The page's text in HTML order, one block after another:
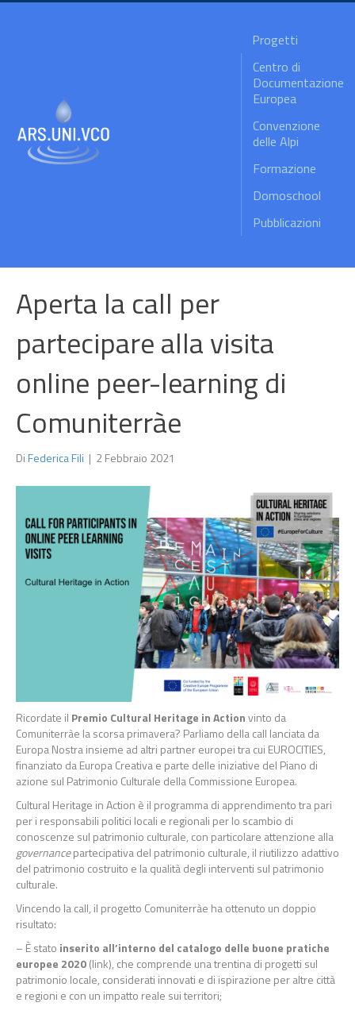
Progetti
Centro di
Documentazione
Europea
Convenzione
delle Alpi
Formazione
Domoschool
Pubblicazioni
Aperta la call per
partecipare alla visita
online peer-learning di
Comuniterràe
DiFederica Fili | 2 Febbraio 2021
Ricordate il Premio Cultural Heritage in Actionvinto da
Comuniterràe la scorsa primavera? Parliamo della call lanciata da
Europa Nostra insieme ad altri partner europei tra cui EUROCITIES,
finanziato da Europa Creativa e parte delle iniziative del Piano di
azione sul Patrimonio Culturale della Commissione Europea.
Cultural Heritage in Action è il programma di apprendimento tra pari
per i responsabili politici locali e regionali per lo scambio di
conoscenze sul patrimonio culturale, con particolare attenzione alla
governancepartecipativa del patrimonio culturale, il riutilizzo adattivo
del patrimonio costruito e la qualità degli interventi sul patrimonio
culturale.
Vincendo la call, il progetto Comuniterràe ha ottenuto un doppio
risultato:
– È stato inserito all’interno del catalogo delle buone pratiche
europee 2020(link), che comprende una trentina di progetti sul
patrimonio locale, considerati innovati e di ispirazione per altre città
e regioni e con un impatto reale sui territori;